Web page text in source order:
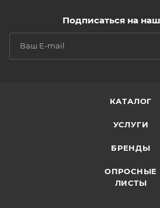
Подписаться на
КАТАЛОГ
УСЛУГИ
БРЕНДЫ
ОПРОСНЫЕ
ЛИСТЫ